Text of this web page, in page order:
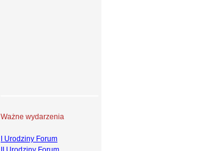
Ważne wydarzenia
I Urodziny Forum